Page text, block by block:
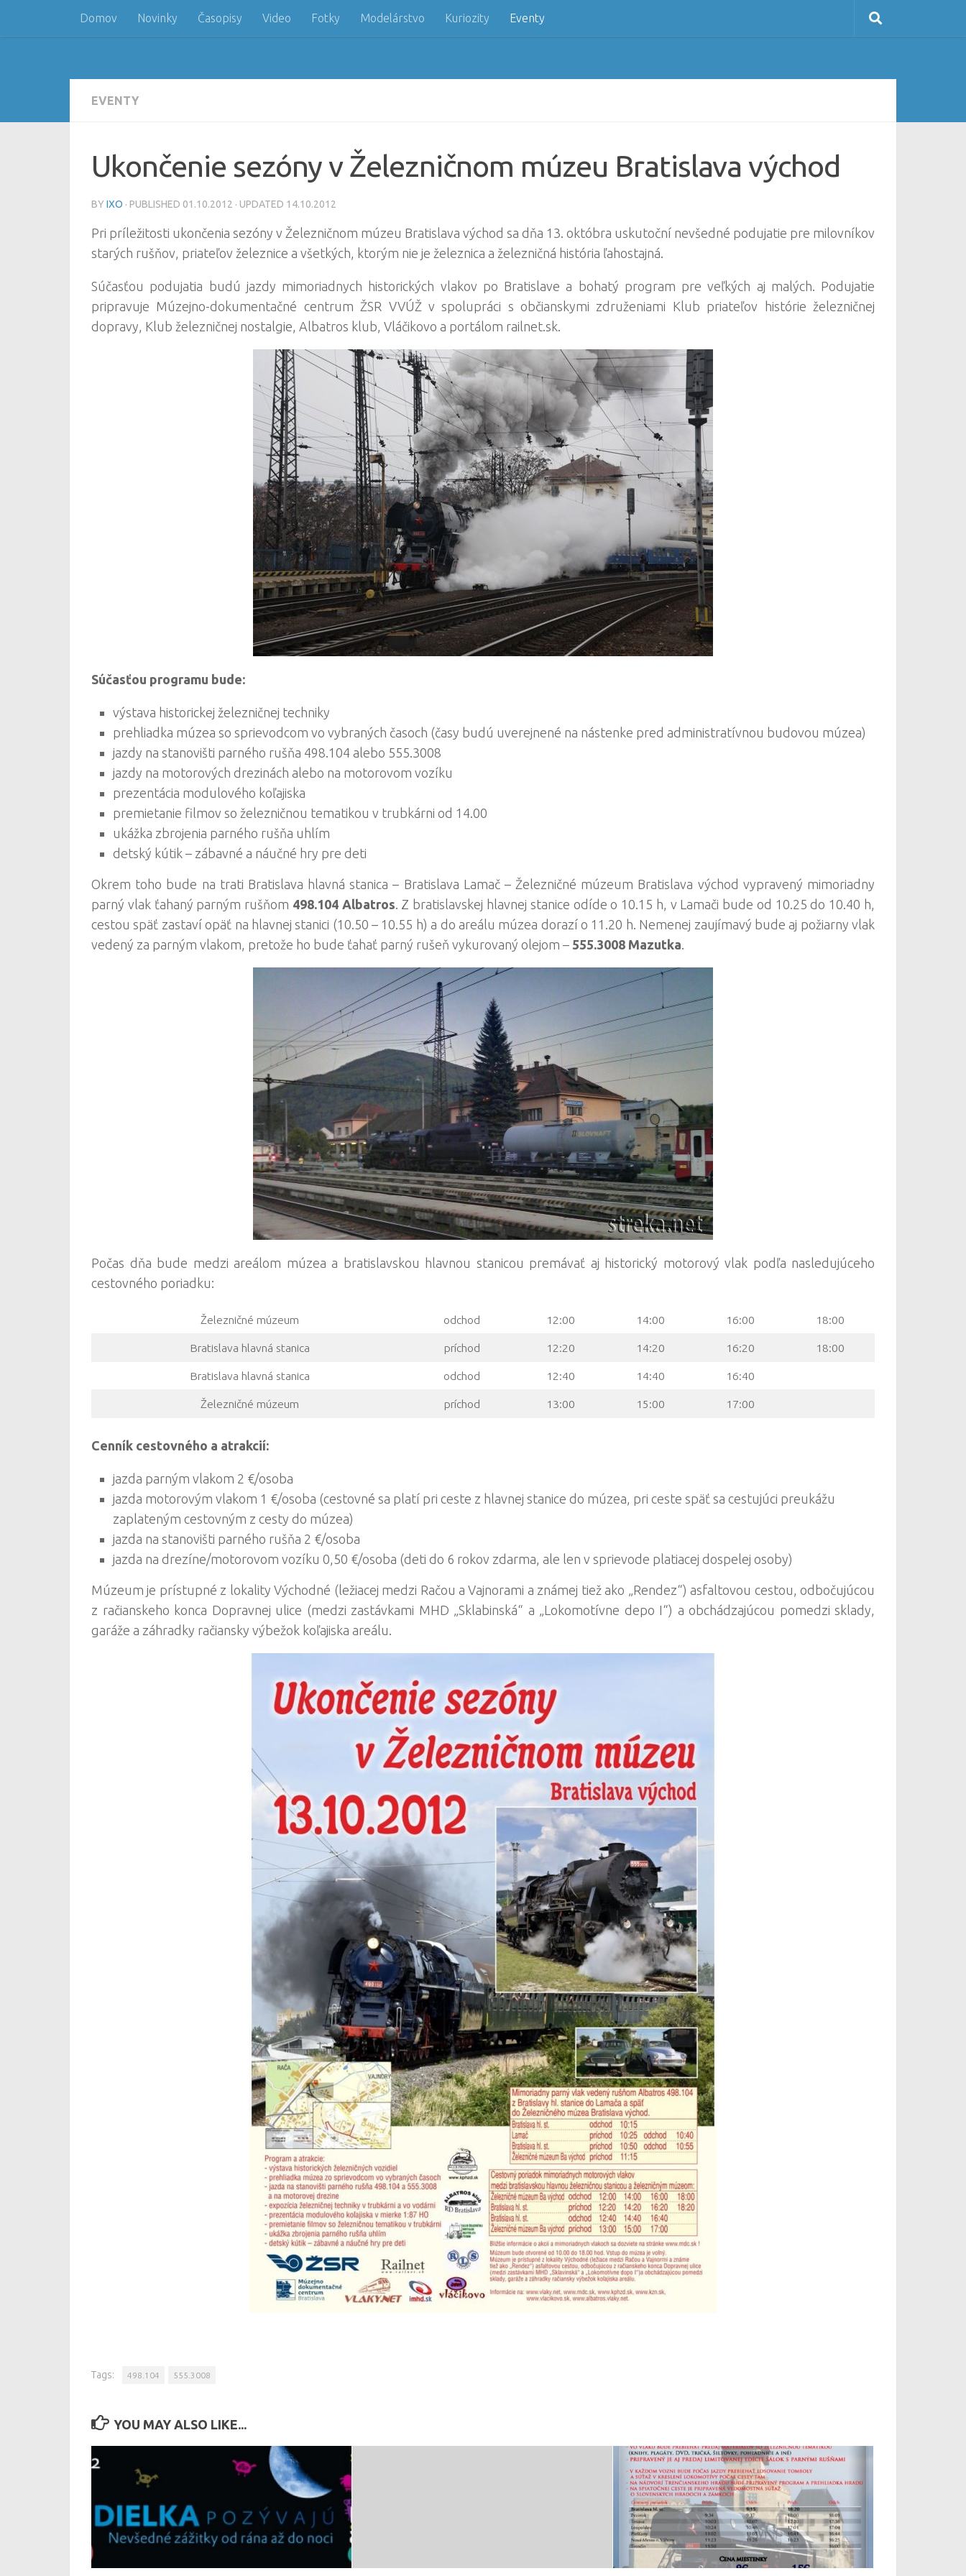
Skip to content
Domov Novinky Časopisy Video Fotky Modelárstvo Kuriozity Eventy
EVENTY
Ukončenie sezóny v Železničnom múzeu Bratislava východ
BY IXO · PUBLISHED 01.10.2012 · UPDATED 14.10.2012
Pri príležitosti ukončenia sezóny v Železničnom múzeu Bratislava východ sa dňa 13. októbra uskutoční nevšedné podujatie pre milovníkov
starých rušňov, priateľov železnice a všetkých, ktorým nie je železnica a železničná história ľahostajná.
Súčasťou podujatia budú jazdy mimoriadnych historických vlakov po Bratislave a bohatý program pre veľkých aj malých. Podujatie
pripravuje Múzejno-dokumentačné centrum ŽSR VVÚŽ v spolupráci s občianskymi združeniami Klub priateľov histórie železničnej
dopravy, Klub železničnej nostalgie, Albatros klub, Vláčikovo a portálom railnet.sk.
Súčasťou programu bude:
výstava historickej železničnej techniky
prehliadka múzea so sprievodcom vo vybraných časoch (časy budú uverejnené na nástenke pred administratívnou budovou múzea)
jazdy na stanovišti parného rušňa 498.104 alebo 555.3008
jazdy na motorových drezinách alebo na motorovom vozíku
prezentácia modulového koľajiska
premietanie filmov so železničnou tematikou v trubkárni od 14.00
ukážka zbrojenia parného rušňa uhlím
detský kútik – zábavné a náučné hry pre deti
Okrem toho bude na trati Bratislava hlavná stanica – Bratislava Lamač – Železničné múzeum Bratislava východ vypravený mimoriadny
parný vlak ťahaný parným rušňom 498.104 Albatros. Z bratislavskej hlavnej stanice odíde o 10.15 h, v Lamači bude od 10.25 do 10.40 h,
cestou späť zastaví opäť na hlavnej stanici (10.50 – 10.55 h) a do areálu múzea dorazí o 11.20 h. Nemenej zaujímavý bude aj požiarny vlak
vedený za parným vlakom, pretože ho bude ťahať parný rušeň vykurovaný olejom – 555.3008 Mazutka.
Počas dňa bude medzi areálom múzea a bratislavskou hlavnou stanicou premávať aj historický motorový vlak podľa nasledujúceho
cestovného poriadku:
Železničné múzeum odchod 12:00 14:00 16:00 18:00
Bratislava hlavná stanica príchod 12:20 14:20 16:20 18:00
Bratislava hlavná stanica odchod 12:40 14:40 16:40
Železničné múzeum príchod 13:00 15:00 17:00
Cenník cestovného a atrakcií:
jazda parným vlakom 2 €/osoba
jazda motorovým vlakom 1 €/osoba (cestovné sa platí pri ceste z hlavnej stanice do múzea, pri ceste späť sa cestujúci preukážu
zaplateným cestovným z cesty do múzea)
jazda na stanovišti parného rušňa 2 €/osoba
jazda na drezíne/motorovom vozíku 0,50 €/osoba (deti do 6 rokov zdarma, ale len v sprievode platiacej dospelej osoby)
Múzeum je prístupné z lokality Východné (ležiacej medzi Račou a Vajnorami a známej tiež ako „Rendez“) asfaltovou cestou, odbočujúcou
z račianskeho konca Dopravnej ulice (medzi zastávkami MHD „Sklabinská“ a „Lokomotívne depo I“) a obchádzajúcou pomedzi sklady,
garáže a záhradky račiansky výbežok koľajiska areálu.
Tags: 498.104 555.3008
YOU MAY ALSO LIKE...